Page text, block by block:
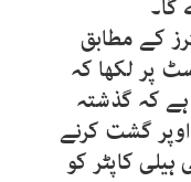
گا۔
کے مطابق
پر لکھا کہ
کہ گذشتہ
اوپر گشت کرنے
ہیلی کاپٹر کو